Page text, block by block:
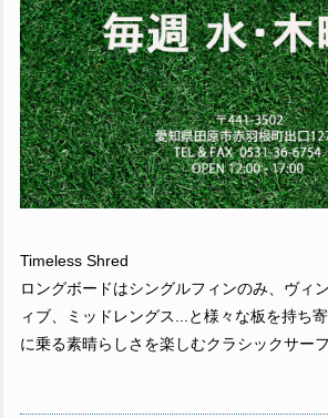
Timeless Shred
ロングボードはシングルフィンのみ、ヴィ
ィブ、ミッドレングス...と様々な板を持ち
に乗る素晴らしさを楽しむクラシックサー